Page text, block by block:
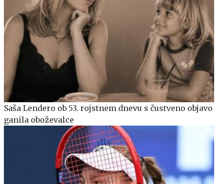
Saša Lendero ob 53. rojstnem dnevu s čustveno objavo
ganila oboževalce